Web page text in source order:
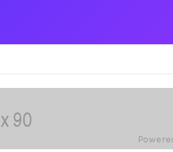
انگلیسی در تهران